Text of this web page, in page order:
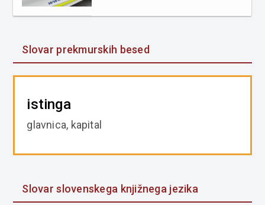
Slovar prekmurskih besed
istinga
glavnica, kapital
Slovar slovenskega knjižnega jezika